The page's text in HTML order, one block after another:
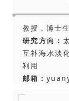
教授，博士
研究方向：
互补海水淡
利用
邮箱：